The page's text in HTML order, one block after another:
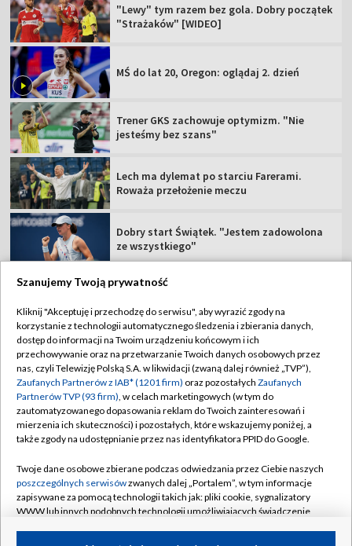
"Lewy" tym razem bez gola. Dobry początek
"Strażaków" [WIDEO]
MŚ do lat 20, Oregon: oglądaj 2. dzień
Trener GKS zachowuje optymizm. "Nie
jesteśmy bez szans"
Lech ma dylemat po starciu Farerami.
Roważa przełożenie meczu
Dobry start Świątek. "Jestem zadowolona
ze wszystkiego"
TVP
Abonament TVP
Sklep TVP
Biuro Reklamy
Oferta Handlowa
Emisja w TVP
Rada Programowa
Ogłoszenia przetargowe
Regulamin TVP
Polityka prywatności
Moje zgody
Biuro reklamy
Kanały
©2026 Telewizja Polska Spółka Akcyjna w likwidacji
Szanujemy Twoją prywatność
Kliknij "Akceptuję i przechodzę do serwisu", aby wyrazić zgody na
korzystanie z technologii automatycznego śledzenia i zbierania danych,
dostęp do informacji na Twoim urządzeniu końcowym i ich
przechowywanie oraz na przetwarzanie Twoich danych osobowych przez
nas, czyli Telewizję Polską S.A. w likwidacji (zwaną dalej również „TVP”),
Zaufanych Partnerów z IAB* (1201 firm) oraz pozostałych Zaufanych
Partnerów TVP (93 firm), w celach marketingowych (w tym do
zautomatyzowanego dopasowania reklam do Twoich zainteresowań i
mierzenia ich skuteczności) i pozostałych, które wskazujemy poniżej, a
także zgody na udostępnianie przez nas identyfikatora PPID do Google.
Twoje dane osobowe zbierane podczas odwiedzania przez Ciebie naszych
poszczególnych serwisówzwanych dalej „Portalem”, w tym informacje
zapisywane za pomocą technologii takich jak: pliki cookie, sygnalizatory
WWW lub innych podobnych technologii umożliwiających świadczenie